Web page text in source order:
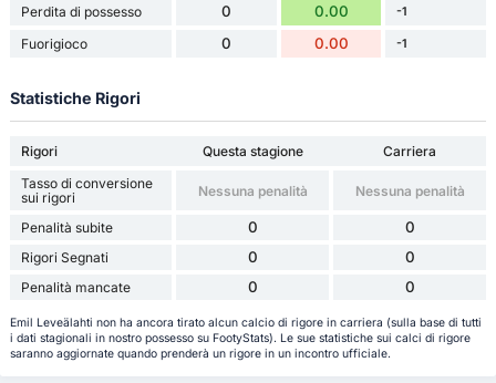
Perdita di possesso 0 0.00 -1
Fuorigioco 0 0.00 -1
Statistiche Rigori
Rigori Questa stagione
Carriera
Tasso di conversione
sui rigori
Nessuna penalità Nessuna penalità
Penalità subite 0 0
Rigori Segnati 0 0
Penalità mancate 0 0
Emil Leveälahti non ha ancora tirato alcun calcio di rigore in carriera (sulla base di tutti
i dati stagionali in nostro possesso su FootyStats). Le sue statistiche sui calci di rigore
saranno aggiornate quando prenderà un rigore in un incontro ufficiale.